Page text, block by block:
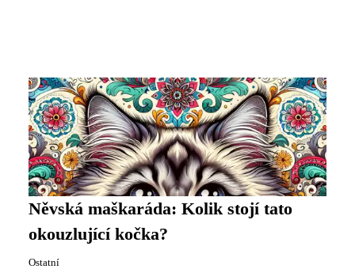
Něvská maškaráda: Kolik stojí tato
okouzlující kočka?
Ostatní